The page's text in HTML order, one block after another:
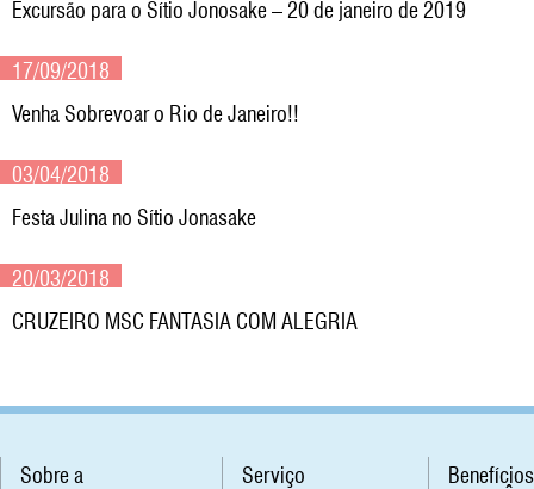
Excursão para o Sítio Jonosake – 20 de janeiro de 2019
17/09/2018
Venha Sobrevoar o Rio de Janeiro!!
03/04/2018
Festa Julina no Sítio Jonasake
20/03/2018
CRUZEIRO MSC FANTASIA COM ALEGRIA
Sobre a
Serviço